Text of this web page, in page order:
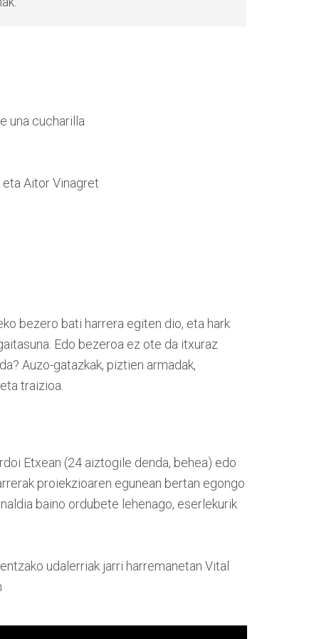
una cucharilla
eta Aitor Vinagret
bezero bati harrera egiten dio, eta hark
Edo bezeroa ez ote da itxuraz
Auzo-gatazkak, piztien armadak,
traizioa.
Etxean (24 aiztogile denda, behea) edo
proiekzioaren egunean bertan egongo
baino ordubete lehenago, eserlekurik
udalerriak jarri harremanetan Vital